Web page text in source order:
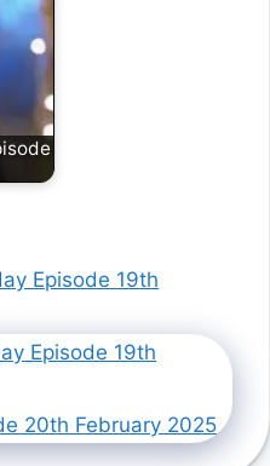
Episode 19th
Episode 19th
20th February 2025